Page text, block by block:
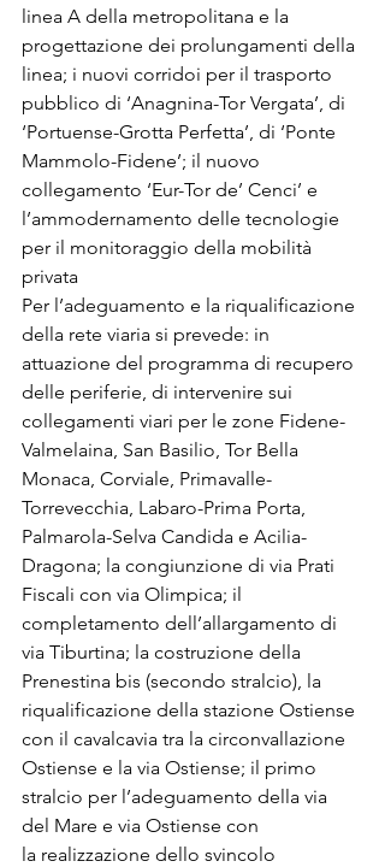
linea A della metropolitana e la
progettazione dei prolungamenti della
linea; i nuovi corridoi per il trasporto
pubblico di ‘Anagnina-Tor Vergata’, di
‘Portuense-Grotta Perfetta’, di ‘Ponte
Mammolo-Fidene’; il nuovo
collegamento ‘Eur-Tor de’ Cenci’ e
l’ammodernamento delle tecnologie
per il monitoraggio della mobilità
privata
Per l’adeguamento e la riqualificazione
della rete viaria si prevede: in
attuazione del programma di recupero
delle periferie, di intervenire sui
collegamenti viari per le zone Fidene-
Valmelaina, San Basilio, Tor Bella
Monaca, Corviale, Primavalle-
Torrevecchia, Labaro-Prima Porta,
Palmarola-Selva Candida e Acilia-
Dragona; la congiunzione di via Prati
Fiscali con via Olimpica; il
completamento dell’allargamento di
via Tiburtina; la costruzione della
Prenestina bis (secondo stralcio), la
riqualificazione della stazione Ostiense
con il cavalcavia tra la circonvallazione
Ostiense e la via Ostiense; il primo
stralcio per l’adeguamento della via
del Mare e via Ostiense con
la realizzazione dello svincolo